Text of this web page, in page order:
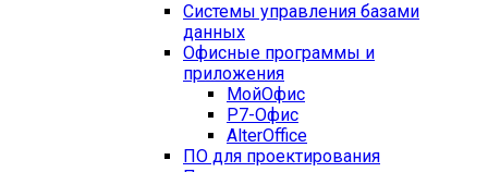
Системы управления базами
данных
Офисные программы и
приложения
МойОфис
Р7-Офис
AlterOffice
ПО для проектирования